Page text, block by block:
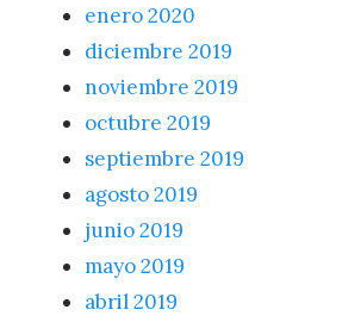
enero 2020
diciembre 2019
noviembre 2019
octubre 2019
septiembre 2019
agosto 2019
junio 2019
mayo 2019
abril 2019